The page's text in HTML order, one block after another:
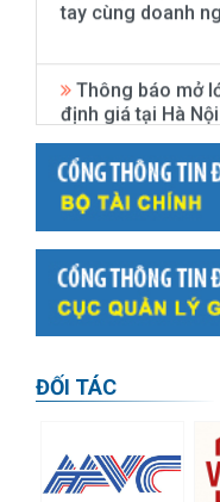
định giá tại Hà
Thông báo
thẩm định viên về
Thông báo về
thẩm định giá
ĐỐI TÁC